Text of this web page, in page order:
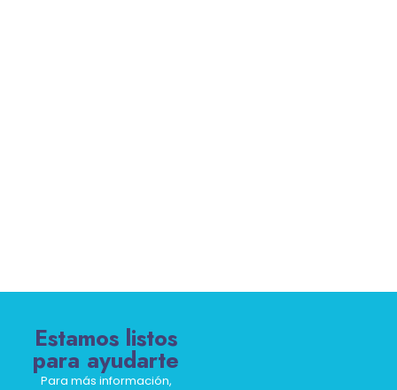
Estamos listos
para ayudarte
Para más información,